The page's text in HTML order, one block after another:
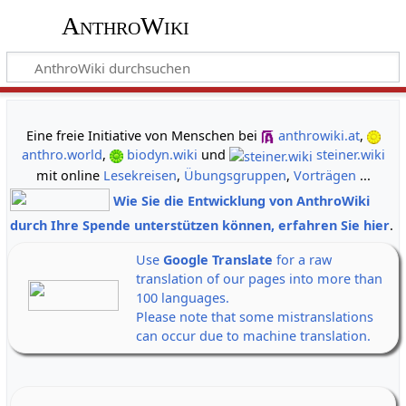
AnthroWiki
Eine freie Initiative von Menschen bei anthrowiki.at,
anthro.world, biodyn.wiki und
steiner.wiki
mit online Lesekreisen, Übungsgruppen, Vorträgen ...
Wie Sie die Entwicklung von AnthroWiki
durch Ihre Spende unterstützen können, erfahren Sie hier.
Use Google Translate for a raw
translation of our pages into more than
100 languages.
Please note that some mistranslations
can occur due to machine translation.